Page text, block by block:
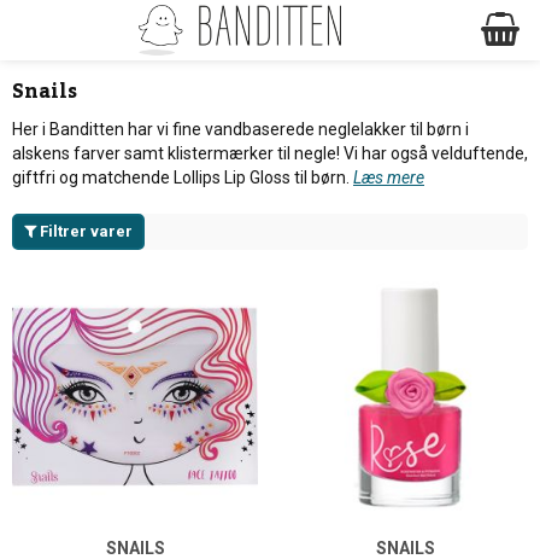
Snails
Her i Banditten har vi fine vandbaserede neglelakker til børn i
alskens farver samt klistermærker til negle! Vi har også velduftende,
giftfri og matchende Lollips Lip Gloss til børn. Læs mere
Filtrer varer
SNAILS
SNAILS